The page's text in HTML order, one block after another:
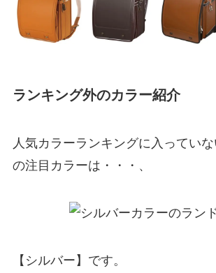
ランキング外のカラー紹介
人気カラーランキングに入ってい
の注目カラーは・・・、
【シルバー】です。